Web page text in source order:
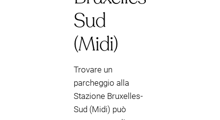
Sud
(Midi)
Trovare un
parcheggio alla
Stazione Bruxelles-
Sud (Midi) può